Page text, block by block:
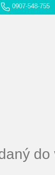
0907-548-755